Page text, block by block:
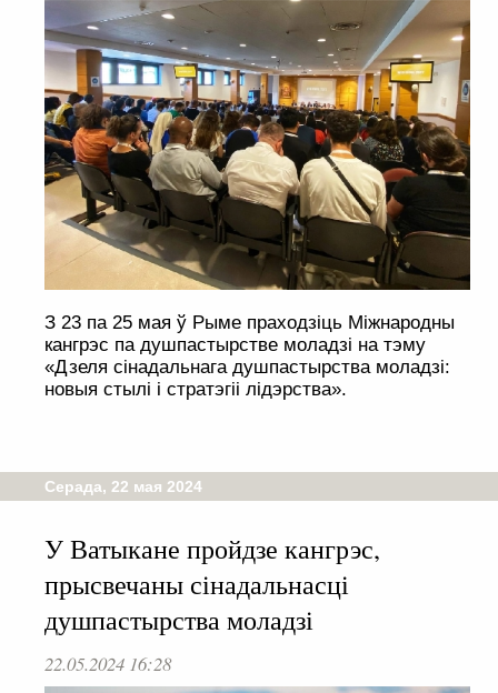
З 23 па 25 мая ў Рыме праходзіць Міжнародны
кангрэс па душпастырстве моладзі на тэму
«Дзеля сінадальнага душпастырства моладзі:
новыя стылі і стратэгіі лідэрства».
Серада, 22 мая 2024
У Ватыкане пройдзе кангрэс,
прысвечаны сінадальнасці
душпастырства моладзі
22.05.2024 16:28